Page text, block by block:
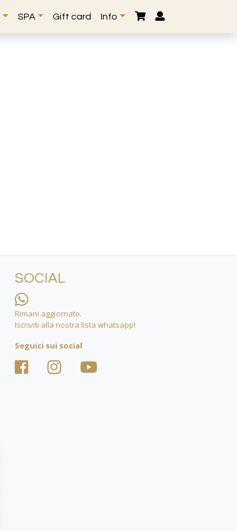
SPA Gift card Info
SOCIAL
Rimani aggiornato.
Iscriviti alla nostra lista whatsapp!
Seguici sui social